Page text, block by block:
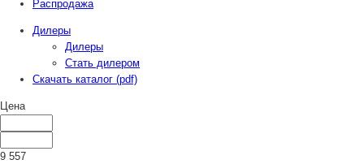
Распродажа
Дилеры
Дилеры
Стать дилером
Скачать каталог (pdf)
Цена
9 557